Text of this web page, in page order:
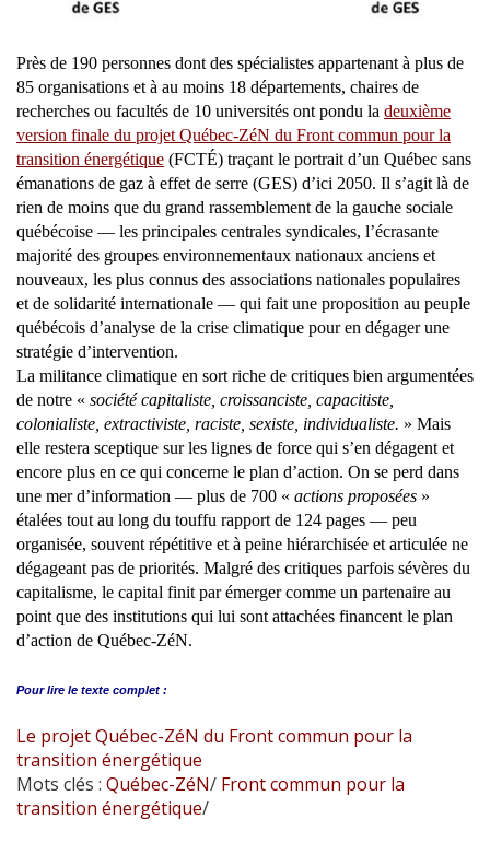
Près de 190 personnes dont des spécialistes appartenant à plus de
85 organisations et à au moins 18 départements, chaires de
recherches ou facultés de 10 universités ont pondu la deuxième
version finale du projet Québec-ZéN du Front commun pour la
transition énergétique (FCTÉ) traçant le portrait d’un Québec sans
émanations de gaz à effet de serre (GES) d’ici 2050. Il s’agit là de
rien de moins que du grand rassemblement de la gauche sociale
québécoise — les principales centrales syndicales, l’écrasante
majorité des groupes environnementaux nationaux anciens et
nouveaux, les plus connus des associations nationales populaires
et de solidarité internationale — qui fait une proposition au peuple
québécois d’analyse de la crise climatique pour en dégager une
stratégie d’intervention.
La militance climatique en sort riche de critiques bien argumentées
de notre « société capitaliste, croissanciste, capacitiste,
colonialiste, extractiviste, raciste, sexiste, individualiste. » Mais
elle restera sceptique sur les lignes de force qui s’en dégagent et
encore plus en ce qui concerne le plan d’action. On se perd dans
une mer d’information — plus de 700 « actions proposées »
étalées tout au long du touffu rapport de 124 pages — peu
organisée, souvent répétitive et à peine hiérarchisée et articulée ne
dégageant pas de priorités. Malgré des critiques parfois sévères du
capitalisme, le capital finit par émerger comme un partenaire au
point que des institutions qui lui sont attachées financent le plan
d’action de Québec-ZéN.
Pour lire le texte complet :
Le projet Québec-ZéN du Front commun pour la
transition énergétique
Mots clés : Québec-ZéN/ Front commun pour la
transition énergétique/